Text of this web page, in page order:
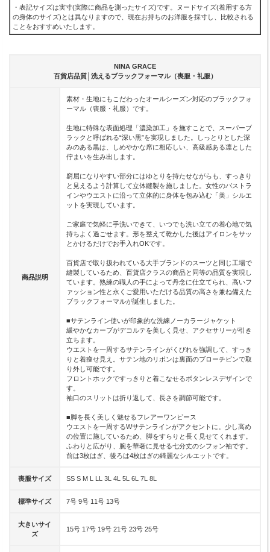
・表記サイズは実寸(実際に商品を測ったサイズ)です。ヌードサイズ(着用する方
の身体のサイズ)とは異なりますので、現在お持ちのお洋服を採寸し、比較される
ことをおすすめいたします。
NINA GRACE
百貨店品質│洗えるブラックフォーマル（喪服・礼服）
商品説明
素材・生地にもこだわったオールシーズン対応のブラックフォ
ーマル（喪服・礼服）です。
生地に特殊な表面処理「濃染加工」を施すことで、スーパーブ
ラックと呼ばれる“深い黒”を実現しました。しっとりとした深
みのある黒は、しめやかな席に相応しい、高級感ある凛とした
佇まいを生み出します。
窮屈になりやすい部分にはゆとりを持たせながらも、すっきり
と見えるよう計算して立体縫製を施しました。女性のバストラ
インやウエストに沿って立体的に身体を包み込む「美」シルエ
ットを実現しています。
ご家庭で気軽に手洗いできて、いつでも洗い立ての着心地で気
持ちよく過ごせます。形を整えて乾かした後はアイロンをサッ
とかけるだけでお手入れOKです。
百貨店で取り扱われている大手ブランドのスーツと同じ工場で
縫製しているため、百貨店クラスの商品と同等の品質を実現し
ています。熟練の職人の手によって丹念に仕立てられ、高いフ
ァッション性と永くご愛用いただける品質の高さを兼ね備えた
ブラックフォーマルが誕生しました。
■サテンライン使いが印象的な洗練ノーカラージャケット
緩やかなカーブがデコルテを美しく見せ、アクセサリーが引き
立ちます。
ウエストを一周するサテンラインがくびれを強調して、すっき
りと着痩せ見え。サテン地のリボンは裏面のブローチピンで取
り外し可能です。
フロントホックですっきりと着こなせるボタンレスデザインで
す。
袖口のスリットは折り返して、長さを調節可能です。
■脚を長く美しく魅せるフレアーワンピース
ウエストを一周するWサテンラインがアクセントに。少し高め
の位置に施しているため、脚をすらりと長く見せてくれます。
ふわりと広がり、腕を華奢に見せる七分丈のシフォン袖です。
前は3枚はぎ、後ろは4枚はぎの綺麗なシルエットです。
喪服サイズ SS S M L LL 3L 4L 5L 6L 7L 8L
標準サイズ 7号 9号 11号 13号
大きいサイ
ズ
15号 17号 19号 21号 23号 25号